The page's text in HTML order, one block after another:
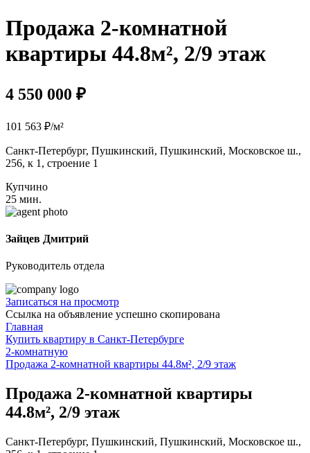
Продажа 2-комнатной
квартиры 44.8м², 2/9 этаж
4 550 000 ₽
101 563 ₽/м²
Санкт-Петербург, Пушкинский, Пушкинский, Московское ш.,
256, к 1, строение 1
Купчино
25 мин.
Зайцев Дмитрий
Руководитель отдела
Записаться на просмотр
Ссылка на объявление успешно скопирована
Главная
Купить квартиру в Санкт-Петербурге
2-комнатную
Продажа 2-комнатной квартиры 44.8м², 2/9 этаж
Продажа 2-комнатной квартиры
44.8м², 2/9 этаж
Санкт-Петербург, Пушкинский, Пушкинский, Московское ш.,